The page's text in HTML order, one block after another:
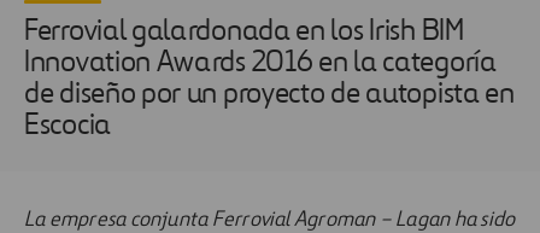
Ferrovial galardonada en los Irish BIM
Innovation Awards 2016 en la categoría
de diseño por un proyecto de autopista en
Escocia
La empresa conjunta Ferrovial Agroman – Lagan ha sido